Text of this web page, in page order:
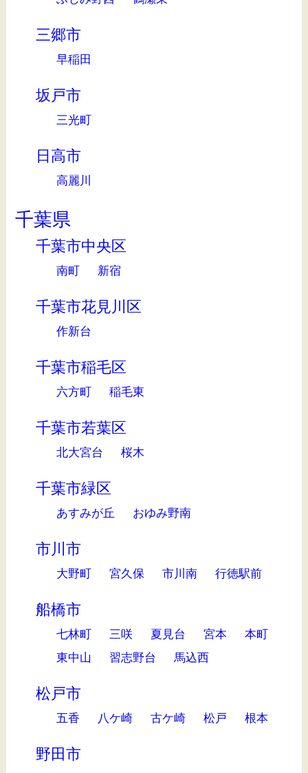
三郷市
早稲田
坂戸市
三光町
日高市
高麗川
千葉県
千葉市中央区
南町 新宿
千葉市花見川区
作新台
千葉市稲毛区
六方町 稲毛東
千葉市若葉区
北大宮台 桜木
千葉市緑区
あすみが丘 おゆみ野南
市川市
大野町 宮久保 市川南 行徳駅前
船橋市
七林町 三咲 夏見台 宮本
本町
東中山
習志野台 馬込西
松戸市
五香 八ケ崎 古ケ崎 松戸 根本
野田市